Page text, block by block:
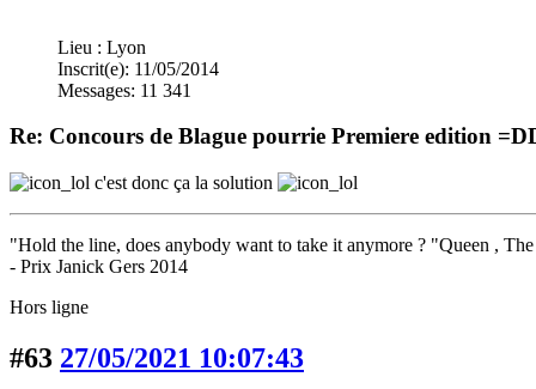
Lieu : Lyon
Inscrit(e): 11/05/2014
Messages: 11 341
Re: Concours de Blague pourrie Premiere edition
c'est donc ça la solution
"Hold the line, does anybody want to take it anymore ? "Queen ,
- Prix Janick Gers 2014
Hors ligne
#63 27/05/2021 10:07:43